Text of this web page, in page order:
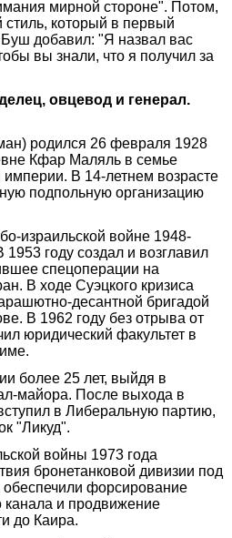
мирной стороне". Потом,
который в первый
добавил: "Я назвал вас
вы знали, что я получил за
овцевод и генерал.
родился 26 февраля 1928
Кфар Маляль в семье
В 14-летнем возрасте
подпольную организацию
израильской войне 1948-
году создал и возглавил
спецоперации на
В ходе Суэцкого кризиса
десантной бригадой
В 1962 году без отрыва от
юридический факультет в
более 25 лет, выйдя в
майора. После выхода в
в Либеральную партию,
"Ликуд".
войны 1973 года
бронетанковой дивизии под
форсирование
канала и продвижение
до Каира.